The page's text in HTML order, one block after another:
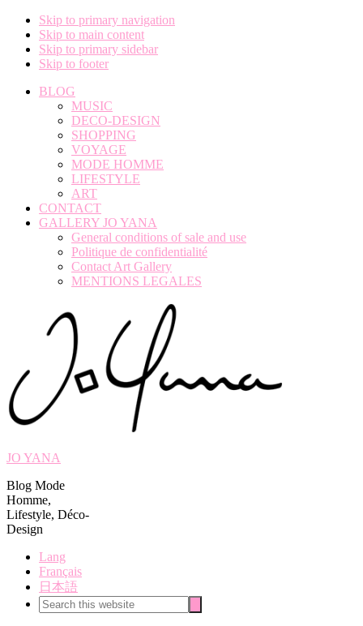
Skip to primary navigation
Skip to main content
Skip to primary sidebar
Skip to footer
BLOG
MUSIC
DECO-DESIGN
SHOPPING
VOYAGE
MODE HOMME
LIFESTYLE
ART
CONTACT
GALLERY JO YANA
General conditions of sale and use
Politique de confidentialité
Contact Art Gallery
MENTIONS LEGALES
JO YANA
Blog Mode
Homme,
Lifestyle, Déco-
Design
Lang
Français
日本語
Search
this